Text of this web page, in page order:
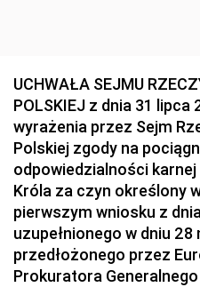
UCHWAŁA SEJMU
POLSKIEJ z dnia 31 lipca
wyrażenia przez Sejm
Polskiej zgody na
odpowiedzialności karnej
Króla za czyn określony
pierwszym wniosku z
uzupełnionego w dniu 28
przedłożonego przez
Prokuratora Generalnego